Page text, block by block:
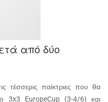
από δύο
τέσσερις παίκτριες που θα
3x3 EuropeCup (3-4/6) και